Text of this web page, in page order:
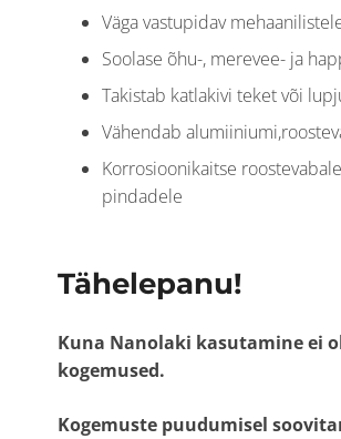
Väga vastupidav
Soolase õhu-, merevee- ja
Takistab katlakivi teket või
Vähendab
Korrosioonikaitse
pindadele
Tähelepanu!
Kuna Nanolaki kasutamine ei
kogemused.
Kogemuste puudumisel